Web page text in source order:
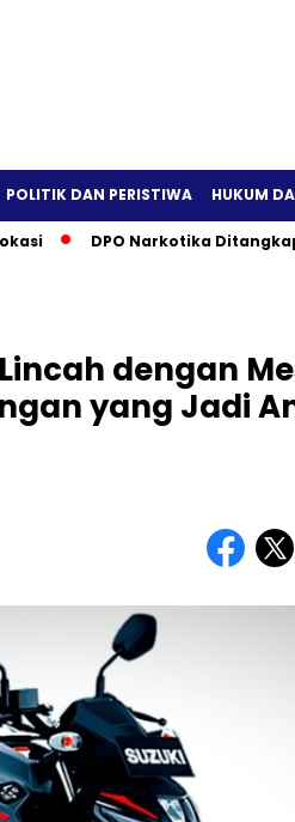
POLITIK DAN PERISTIWA HUKUM
DPO Narkotika Ditangkap di
dengan
yang Jadi